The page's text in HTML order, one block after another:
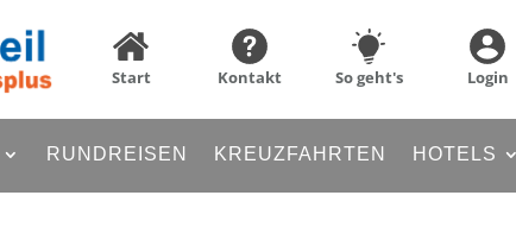
Start Kontakt So geht's Login
RUNDREISEN KREUZFAHRTEN HOTELS